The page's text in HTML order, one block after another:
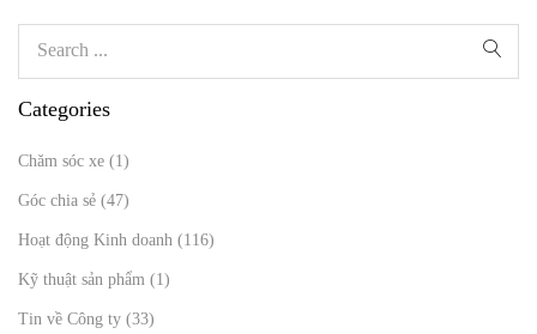
Categories
Chăm sóc xe (1)
Góc chia sẻ (47)
Hoạt động Kinh doanh (116)
Kỹ thuật sản phẩm (1)
Tin về Công ty (33)